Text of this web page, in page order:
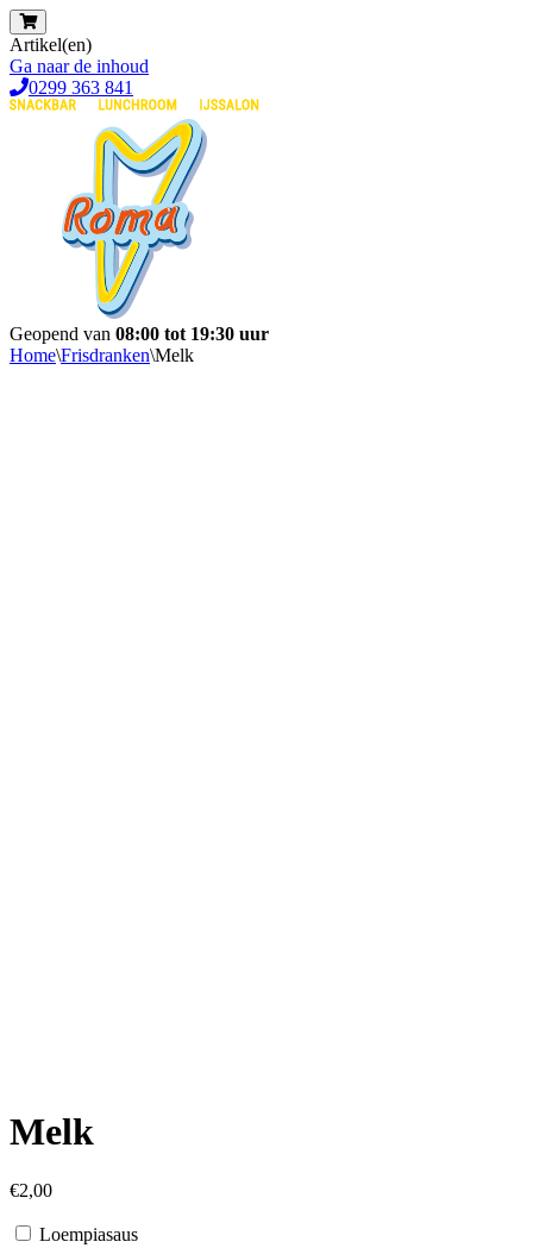
Artikel(en)
Ga naar de inhoud
0299 363 841
Geopend van 08:00 tot 19:30 uur
Home\Frisdranken\Melk
Melk
€2,00
Loempiasaus